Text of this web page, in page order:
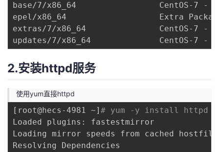
base/7/x86_64                 CentOS-
epel/x86_64                   Extra
extras/7/x86_64
updates/7/x86_64              CentOS-
2.安装httpd服务
使用yum直接httpd
[ root@hecs-4981 ~] # yum -y install httpd
Loaded plugins: fastestmirror
Loading mirror speeds from cached hostfile
Resolving Dependencies